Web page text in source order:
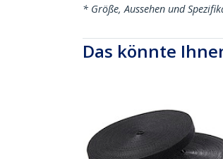
* Größe, Aussehen und
Das könnte